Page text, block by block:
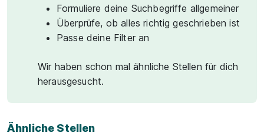
Formuliere deine Suchbegriffe allgemeiner
Überprüfe, ob alles richtig geschrieben ist
Passe deine Filter an
Wir haben schon mal ähnliche Stellen für dich
herausgesucht.
Ähnliche Stellen